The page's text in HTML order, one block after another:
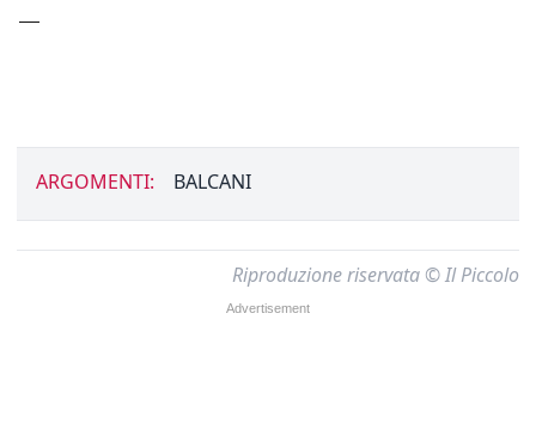
—
ARGOMENTI: BALCANI
Riproduzione riservata © Il Piccolo